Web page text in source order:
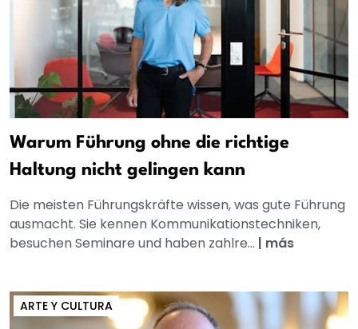
Warum Führung ohne die richtige
Haltung nicht gelingen kann
Die meisten Führungskräfte wissen, was gute Führung
ausmacht. Sie kennen Kommunikationstechniken,
besuchen Seminare und haben zahlre... | más
ARTE Y CULTURA